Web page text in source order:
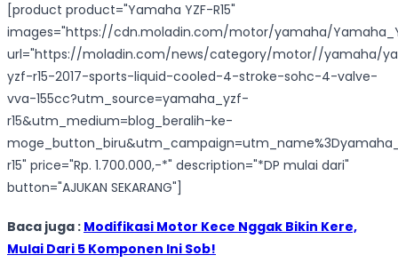
[product product="Yamaha YZF-R15"
images="https://cdn.moladin.com/motor/yamaha/
url="https://moladin.com/news/category/motor//yamaha/
yzf-r15-2017-sports-liquid-cooled-4-stroke-sohc-4-valve-
vva-155cc?utm_source=yamaha_yzf-
r15&utm_medium=blog_beralih-ke-
r15" price="Rp. 1.700.000,-*" description="*DP mulai dari"
button="AJUKAN SEKARANG"]
Baca juga : Modifikasi Motor Kece Nggak Bikin Kere,
Mulai Dari 5 Komponen Ini Sob!